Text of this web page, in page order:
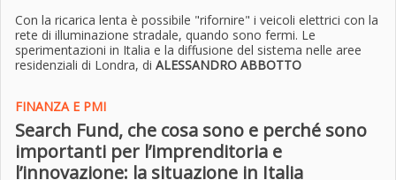
Con la ricarica lenta è possibile "rifornire" i veicoli elettrici con la
rete di illuminazione stradale, quando sono fermi. Le
sperimentazioni in Italia e la diffusione del sistema nelle aree
residenziali di Londra, di ALESSANDRO ABBOTTO
FINANZA E PMI
Search Fund, che cosa sono e perché sono
importanti per l’imprenditoria e
l’innovazione: la situazione in Italia